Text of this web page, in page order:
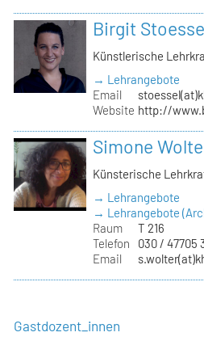
Birgit
Künstlerische
→ Lehrangebote
Email
Website http://
Simone
Künsterische
→ Lehrangebote
→ Lehrangebote
Raum
T 216
Telefon
030 / 47705
Email
Gastdozent_innen